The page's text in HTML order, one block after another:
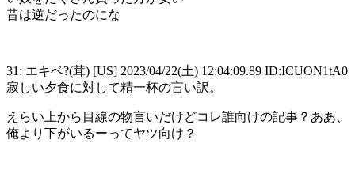
昔は逆だったのにな
31: エキベ?(茸) [US] 2023/04/22(土) 12:04:09.89 ID:ICUON1tA0
寂しい夕食に対して精一杯の言い訳。
えらい上から目線の物言いだけどコレ誰向けの記事？ああ、
俺より下がいるーってヤツ向け？